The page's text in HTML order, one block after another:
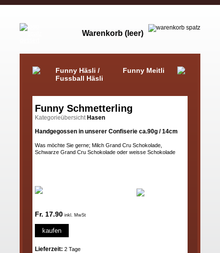
Warenkorb (leer)
Funny Häsli /
Fussball Häsli
Funny Meitli
Funny Schmetterling
Kategorieübersicht Hasen
Handgegossen in unserer Confiserie ca.90g / 14cm
Was möchte Sie gerne; Milch Grand Cru Schokolade,
Schwarze Grand Cru Schokolade oder weisse Schokolade
Fr. 17.90 inkl. MwSt
kaufen
Lieferzeit: 2 Tage